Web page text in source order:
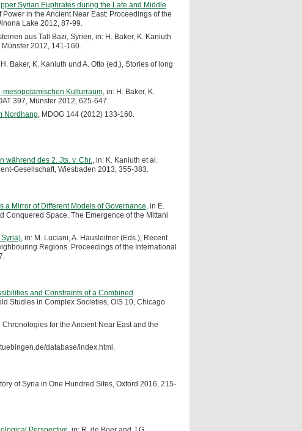
Syrian Euphrates during the Late and Middle
in the Ancient Near East: Proceedings of the
Lake 2012, 87-99.
aus Tall Bazi, Syrien, in: H. Baker, K. Kaniuth
Münster 2012, 141-160.
Baker, K. Kaniuth und A. Otto (ed.), Stories of long
Kulturraum, in: H. Baker, K.
397, Münster 2012, 625-647.
Nordhang, MDOG 144 (2012) 133-160.
während des 2. Jts. v. Chr., in: K. Kaniuth et al.
Gesellschaft, Wiesbaden 2013, 355-383.
a Mirror of Different Models of Governance, in E.
Conquered Space. The Emergence of the Mittani
, in: M. Luciani, A. Hausleitner (Eds.), Recent
Regions. Proceedings of the International
and Constraints of a Combined
Studies in Complex Societies, OIS 10, Chicago
for the Ancient Near East and the
database/index.html.
of Syria in One Hundred Sites, Oxford 2016, 215-